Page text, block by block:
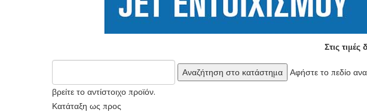
Στις
Αφήστε το πεδίο
βρείτε το αντίστοιχο προϊόν.
Κατάταξη ως προς